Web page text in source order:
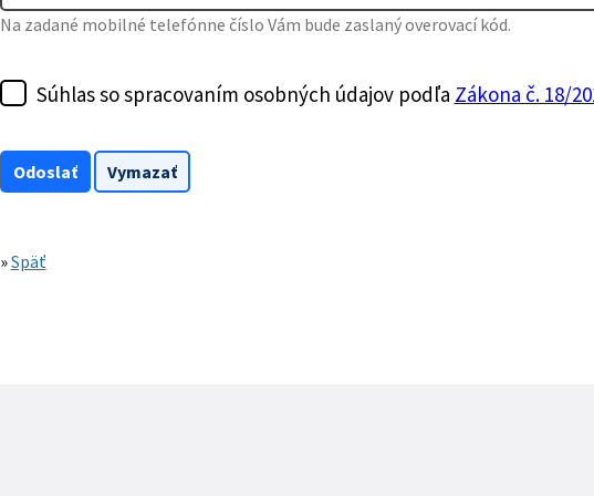
Na zadané mobilné telefónne číslo Vám bude zaslaný overovací kód.
Súhlas so spracovaním osobných údajov podľa Zákona č. 18/
»Späť